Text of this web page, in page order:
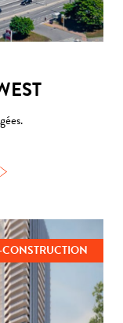
CONSTRUCTION